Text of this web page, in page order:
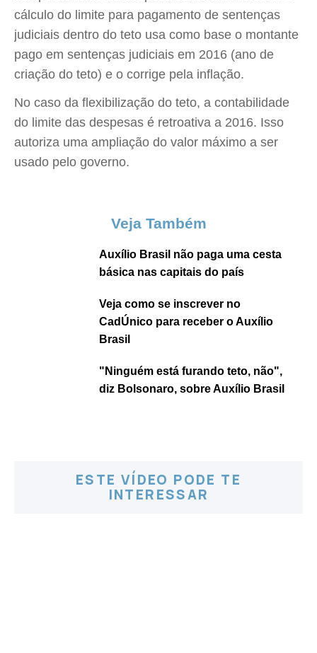
cálculo do limite para pagamento de sentenças
judiciais dentro do teto usa como base o montante
pago em sentenças judiciais em 2016 (ano de
criação do teto) e o corrige pela inflação.
No caso da flexibilização do teto, a contabilidade
do limite das despesas é retroativa a 2016. Isso
autoriza uma ampliação do valor máximo a ser
usado pelo governo.
Veja Também
Auxílio Brasil não paga uma cesta
básica nas capitais do país
Veja como se inscrever no
CadÚnico para receber o Auxílio
Brasil
"Ninguém está furando teto, não",
diz Bolsonaro, sobre Auxílio Brasil
ESTE VÍDEO PODE TE
INTERESSAR